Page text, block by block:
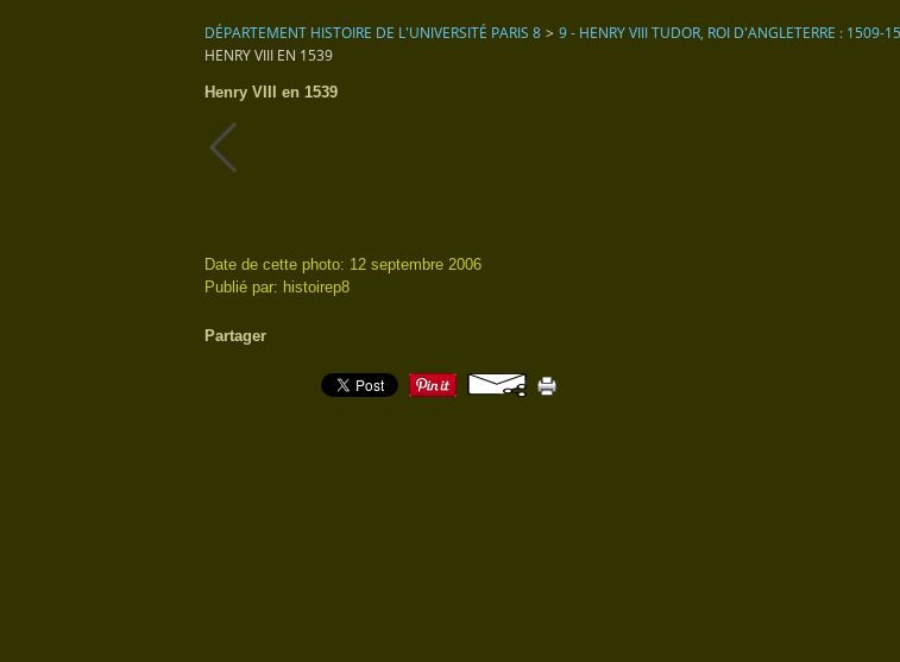
DÉPARTEMENT HISTOIRE DE L'UNIVERSITÉ PARIS 8 > 9 - HENRY VIII TUDOR, ROI D'ANGLETERRE : 1509-
HENRY VIII EN 1539
Henry VIII en 1539
Date de cette photo: 12 septembre 2006
Publié par: histoirep8
Partager